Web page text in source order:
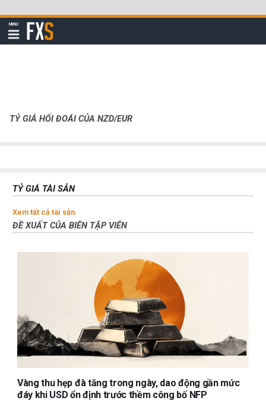
qua
đi
MENU
Hiển
thị
FXStreet
TỶ GIÁ HỐI ĐOÁI CỦA NZD/EUR
TỶ GIÁ TÀI SẢN
Xem tất cả tài sản
ĐỀ XUẤT CỦA BIÊN TẬP VIÊN
Vàng thu hẹp đà tăng trong ngày, dao động gần mức
đáy khi USD ổn định trước thềm công bố NFP